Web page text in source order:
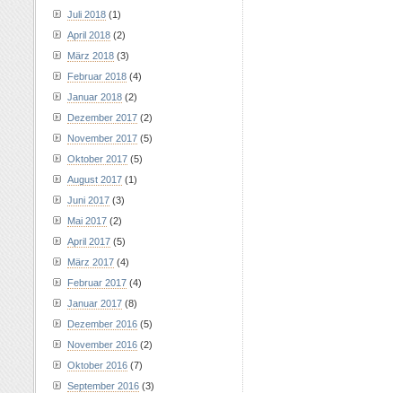
Juli 2018 (1)
April 2018 (2)
März 2018 (3)
Februar 2018 (4)
Januar 2018 (2)
Dezember 2017 (2)
November 2017 (5)
Oktober 2017 (5)
August 2017 (1)
Juni 2017 (3)
Mai 2017 (2)
April 2017 (5)
März 2017 (4)
Februar 2017 (4)
Januar 2017 (8)
Dezember 2016 (5)
November 2016 (2)
Oktober 2016 (7)
September 2016 (3)